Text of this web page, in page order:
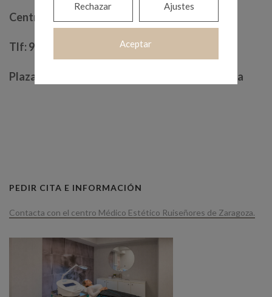
Centro Médico Estético Salutae Zaragoza
Tlf: 976 378 103
Plaza Diego Velazquez 2, Local 50006 Zaragoza
PEDIR CITA E INFORMACIÓN
Contacta con el centro Médico Estético Ruiseñores de Zaragoza.
Aceptar
Rechazar Ajustes